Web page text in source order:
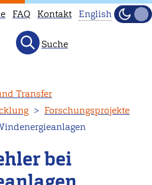
FAQ Kontakt
available
English
Hell
Suche
Transfer
Forschungsprojekte
bei